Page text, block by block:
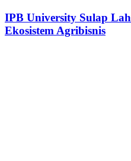
IPB University Sulap
Ekosistem Agribisnis